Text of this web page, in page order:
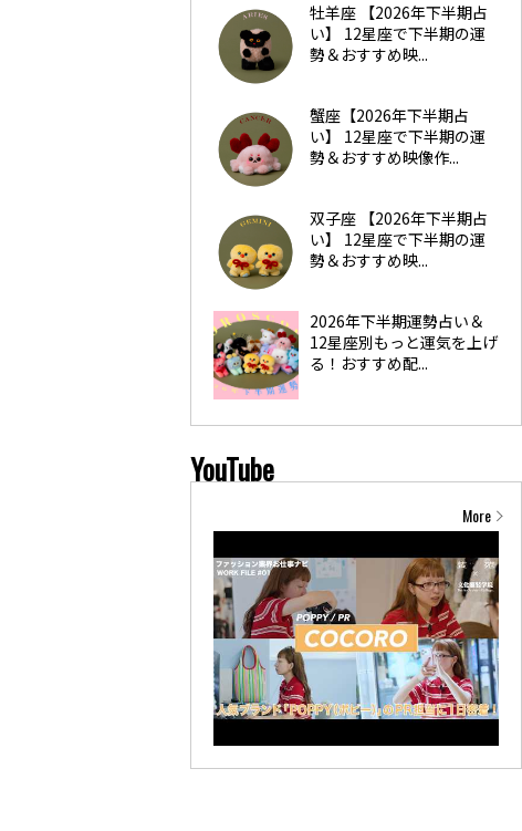
牡羊座 【2026年下半期占
い】 12星座で下半期の運
勢＆おすすめ映...
蟹座【2026年下半期占
い】 12星座で下半期の運
勢＆おすすめ映像作...
双子座 【2026年下半期占
い】 12星座で下半期の運
勢＆おすすめ映...
2026年下半期運勢占い＆
12星座別もっと運気を上げ
る！おすすめ配...
YouTube
More